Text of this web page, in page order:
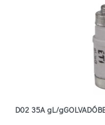
D02 35A gL/